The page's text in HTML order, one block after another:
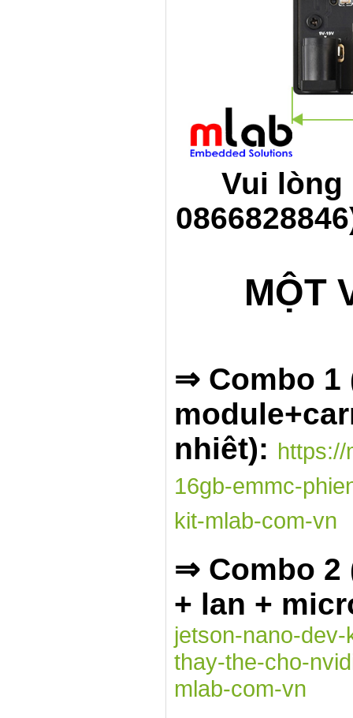
Vui lòng
MỘT
⇒ Combo 1
nhiêt):
16gb-emmc-
kit-mlab-com-vn
⇒ Combo 2
+ lan +
jetson-nano-
thay-the-cho-
mlab-com-vn